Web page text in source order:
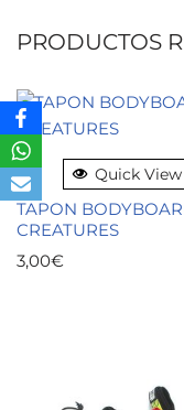
PRODUCTOS
Quick View
TAPON
CREATURES
3,00€